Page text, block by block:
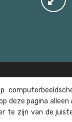
deze pagina
te zijn van de